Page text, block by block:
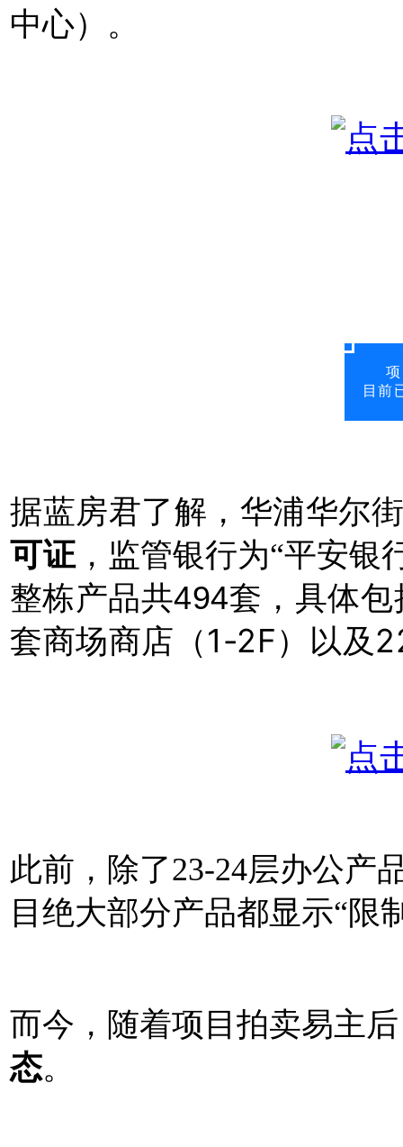
中心）。
目前
据蓝房君了解，华浦华尔
可证 ，监管银行为“平安
整栋产品共494套，具体包
套商场商店（1-2F）以及
此前，除了23-24层办公产
目绝大部分产品都显示“限
而今，随着项目拍卖易主
态。